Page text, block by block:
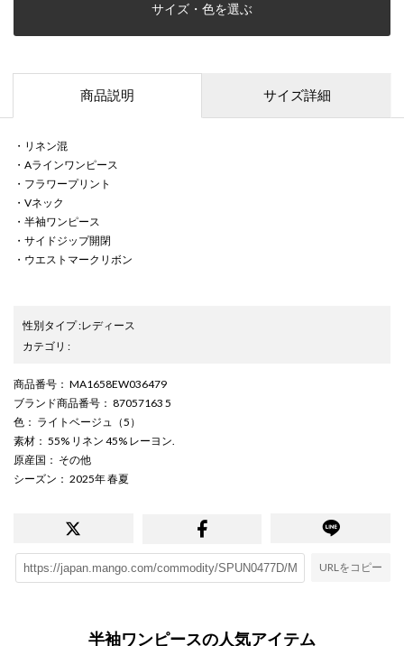
サイズ・色を選ぶ
商品説明 サイズ詳細
・リネン混
・Aラインワンピース
・フラワープリント
・Vネック
・半袖ワンピース
・サイドジップ開閉
・ウエストマークリボン
性別タイプ:レディース
カテゴリ :
商品番号 ： MA1658EW036479
ブランド商品番号 ： 87057163 5
色 ： ライトベージュ（5）
素材 ： 55% リネン 45% レーヨン.
原産国 ： その他
シーズン ： 2025年 春夏
URLをコピー
半袖ワンピースの人気アイテム